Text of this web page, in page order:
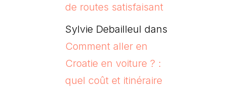
de routes satisfaisant
Sylvie Debailleul dans
Comment aller en
Croatie en voiture ? :
quel coût et itinéraire